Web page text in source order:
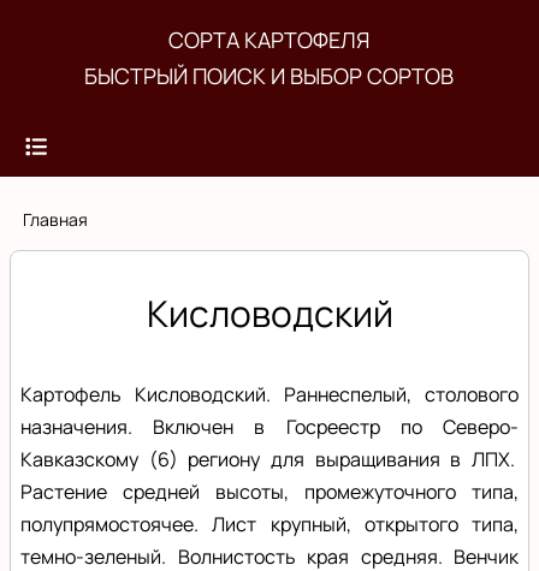
основному
СОРТА КАРТОФЕЛЯ
БЫСТРЫЙ ПОИСК И ВЫБОР СОРТОВ
Строка
Главная
Кисловодский
Картофель Кисловодский. Раннеспелый, столового
назначения. Включен в Госреестр по Северо-
Кавказскому (6) региону для выращивания в ЛПХ.
Растение средней высоты, промежуточного типа,
полупрямостоячее. Лист крупный, открытого типа,
темно-зеленый. Волнистость края средняя. Венчик